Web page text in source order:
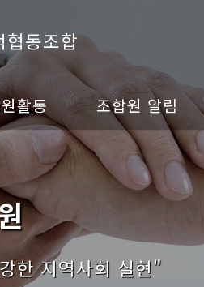
협동조합
활동 조합원 알림
한 지역사회 실현"